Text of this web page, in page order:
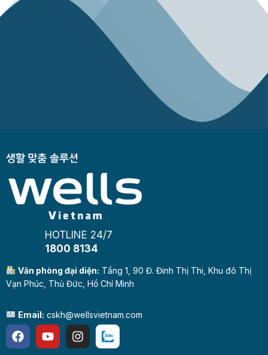
HOTLINE 24/7
1800 8134
Văn phòng đại diện: Tầng 1, 90 Đ. Đinh Thị Thi, Khu đô Thị
Vạn Phúc, Thủ Đức, Hồ Chí Minh
Email: cskh@wellsvietnam.com